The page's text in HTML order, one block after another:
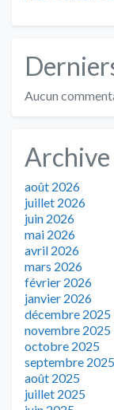
Aucun
Archive
août 2026
juillet 2026
juin 2026
mai 2026
avril 2026
mars 2026
février 2026
janvier 2026
décembre 2025
novembre 2025
octobre 2025
septembre 2025
août 2025
juillet 2025